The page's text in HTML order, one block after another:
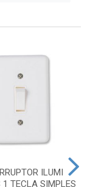
ILUMI
1 TECLA SIMPLES